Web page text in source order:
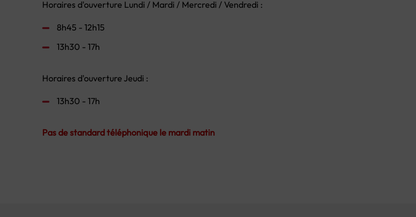
Horaires d'ouverture Lundi / Mardi / Mercredi / Vendredi :
8h45 - 12h15
13h30 - 17h
Horaires d'ouverture Jeudi :
13h30 - 17h
Pas de standard téléphonique le mardi matin